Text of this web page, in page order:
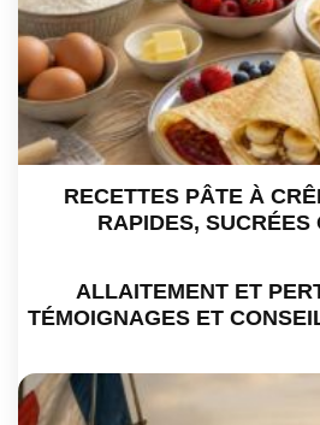
RECETTES PÂTE À
RAPIDES, SUCRÉES
ALLAITEMENT ET
TÉMOIGNAGES ET